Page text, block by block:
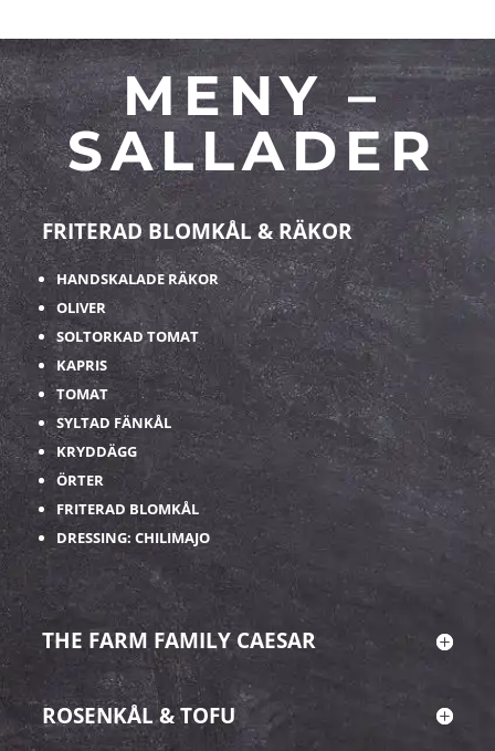
MENY –
SALLADER
FRITERAD BLOMKÅL & RÄKOR
HANDSKALADE RÄKOR
OLIVER
SOLTORKAD TOMAT
KAPRIS
TOMAT
SYLTAD FÄNKÅL
KRYDDÄGG
ÖRTER
FRITERAD BLOMKÅL
DRESSING: CHILIMAJO
THE FARM FAMILY CAESAR
ROSENKÅL & TOFU